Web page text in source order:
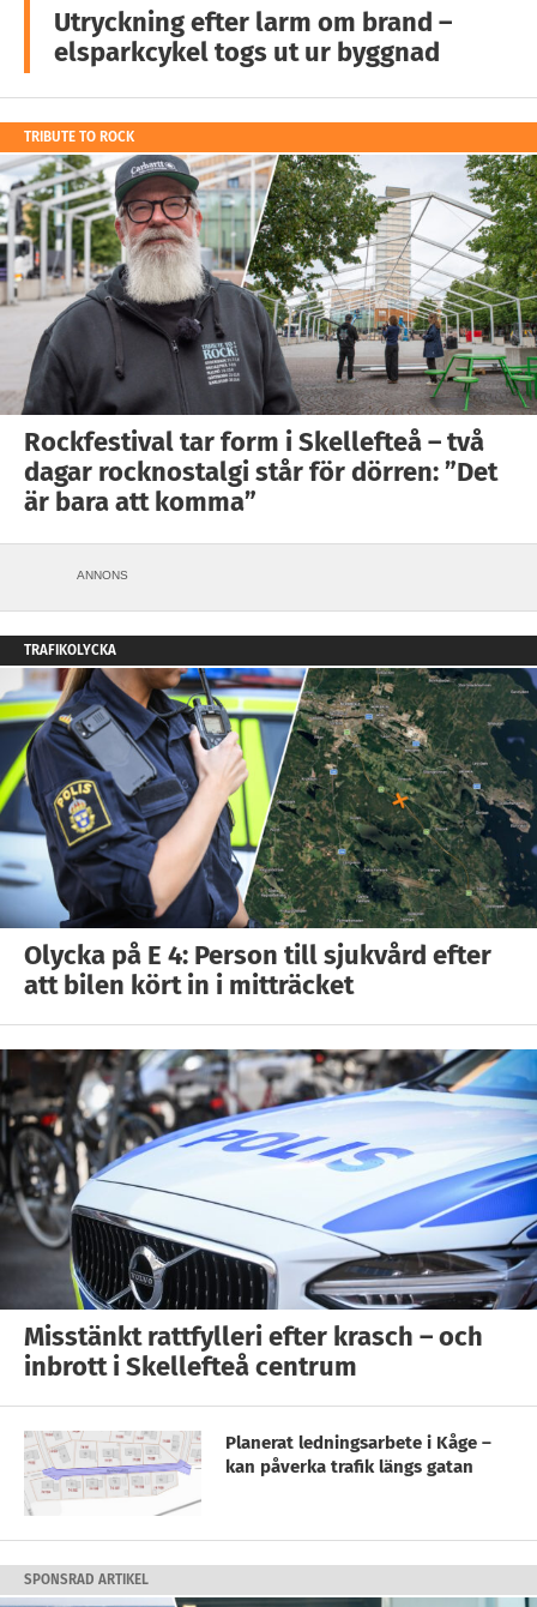
Utryckning efter larm om brand –
elsparkcykel togs ut ur byggnad
TRIBUTE TO ROCK
Rockfestival tar form i Skellefteå – två
dagar rocknostalgi står för dörren: ”Det
är bara att komma”
ANNONS
TRAFIKOLYCKA
Olycka på E 4: Person till sjukvård efter
att bilen kört in i mitträcket
Misstänkt rattfylleri efter krasch – och
inbrott i Skellefteå centrum
Planerat ledningsarbete i Kåge –
kan påverka trafik längs gatan
SPONSRAD ARTIKEL